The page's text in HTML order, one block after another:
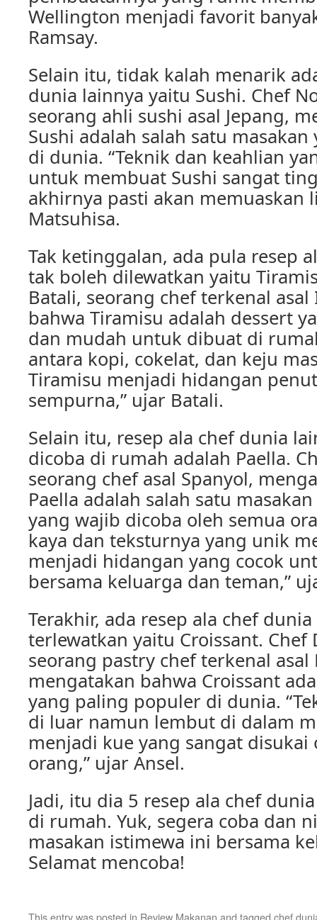
Wellington menjadi favorit
Ramsay.
Selain itu, tidak kalah menarik
dunia lainnya yaitu Sushi. Chef
seorang ahli sushi asal Jepang,
Sushi adalah salah satu
di dunia. “Teknik dan keahlian
untuk membuat Sushi sangat
akhirnya pasti akan memuaskan
Matsuhisa.
Tak ketinggalan, ada pula resep
tak boleh dilewatkan yaitu
Batali, seorang chef terkenal
bahwa Tiramisu adalah dessert
dan mudah untuk dibuat di
antara kopi, cokelat, dan keju
Tiramisu menjadi hidangan
sempurna,” ujar Batali.
Selain itu, resep ala chef dunia
dicoba di rumah adalah Paella.
seorang chef asal Spanyol,
Paella adalah salah satu
yang wajib dicoba oleh semua
kaya dan teksturnya yang unik
menjadi hidangan yang cocok
bersama keluarga dan teman,”
Terakhir, ada resep ala chef
terlewatkan yaitu Croissant. Chef
seorang pastry chef terkenal asal
mengatakan bahwa Croissant
yang paling populer di dunia.
di luar namun lembut di dalam
menjadi kue yang sangat disukai
orang,” ujar Ansel.
Jadi, itu dia 5 resep ala chef
di rumah. Yuk, segera coba dan
masakan istimewa ini bersama
Selamat mencoba!
This entry was posted in Review Makanan and tagged chef